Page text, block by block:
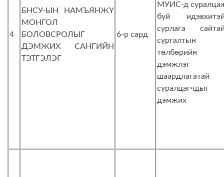
4
БНСУ-ЫН НАМЪЯНЖҮ
МОНГОЛ
БОЛОВСРОЛЫГ
ДЭМЖИХ САНГИЙН
ТЭТГЭЛЭГ
6-р сард
МУИС-д
буй
сурлага
сургалтын
төлбөрийн
дэмжлэг
шаардлагатай
суралцагчдыг
дэмжих